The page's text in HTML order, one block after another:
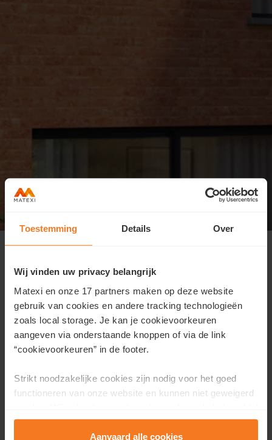
Toestemming Details Over
Wij vinden uw privacy belangrijk
Matexi en onze 17 partners maken op deze website
gebruik van cookies en andere tracking technologieën
zoals local storage. Je kan je cookievoorkeuren
aangeven via onderstaande knoppen of via de link
“cookievoorkeuren” in de footer.
Strikt noodzakelijke cookies zijn nodig voor het goed
functioneren van onze website en kunnen niet geweigerd
om onze website en dienstverlening te verbeteren.
Functionele cookies zorgen ervoor dat je de embedded
Aanvaard alle cookies
Journée Découverte dimanche 7 juin
Soyez les bienvenus lors de notre Journée Découverte
ce dimanche 7 juin.
Laissez-vous inspirer !
Nous vous accueillonssans rendez-vous, de 10h à
13h, pour vous faire découvrir les maisons disponibles
votre projet.
toutes vos questions, dans un cadre convivial.